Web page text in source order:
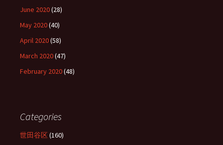
June 2020(28)
May 2020(40)
April 2020(58)
March 2020(47)
February 2020(48)
Categories
世田谷区(160)